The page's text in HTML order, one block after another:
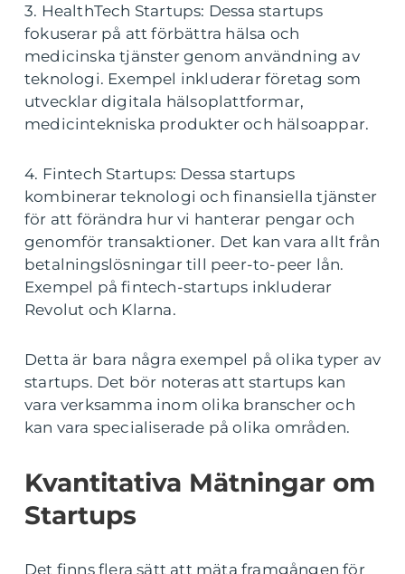
3. HealthTech Startups: Dessa startups
fokuserar på att förbättra hälsa och
medicinska tjänster genom användning av
teknologi. Exempel inkluderar företag som
utvecklar digitala hälsoplattformar,
medicintekniska produkter och hälsoappar.
4. Fintech Startups: Dessa startups
kombinerar teknologi och finansiella tjänster
för att förändra hur vi hanterar pengar och
genomför transaktioner. Det kan vara allt från
betalningslösningar till peer-to-peer lån.
Exempel på fintech-startups inkluderar
Revolut och Klarna.
Detta är bara några exempel på olika typer av
startups. Det bör noteras att startups kan
vara verksamma inom olika branscher och
kan vara specialiserade på olika områden.
Kvantitativa Mätningar om
Startups
Det finns flera sätt att mäta framgången för